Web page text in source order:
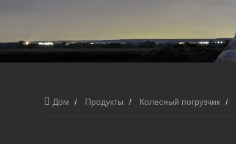
Дом Продукты Колесный погрузчик